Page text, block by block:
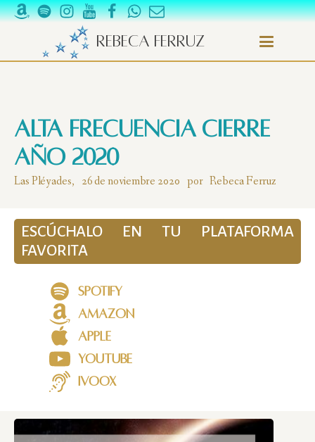
Rebeca Ferruz
ALTA FRECUENCIA Cierre
año 2020
Las Pléyades, 26 de noviembre 2020 por Rebeca Ferruz
ESCÚCHALO EN TU PLATAFORMA
FAVORITA
Spotify
Amazon
Apple
Youtube
iVoox